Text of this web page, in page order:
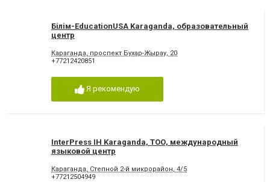
Бiлiм-EducationUSA Karaganda, образовательный
центр
Караганда, проспект Бухар-Жырау, 20
+77212420851
Я рекомендую
InterPress IH Karaganda, ТОО, международный
языковой центр
Караганда, Степной 2-й микрорайон, 4/5
+77212504949